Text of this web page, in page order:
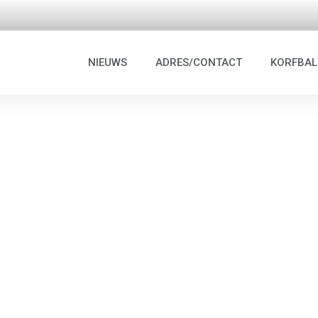
NIEUWS ADRES/CONTACT KORFBAL